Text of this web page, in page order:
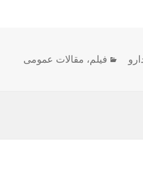
دسته‌ها
فیلم، مقالات عمومی